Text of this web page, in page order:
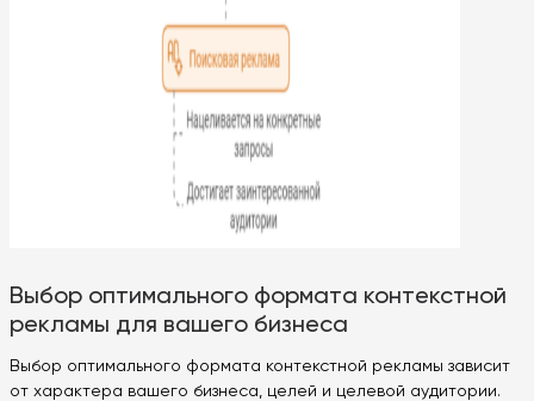
Выбор оптимального формата контекстной
рекламы для вашего бизнеса
Выбор оптимального формата контекстной рекламы зависит
от характера вашего бизнеса, целей и целевой аудитории.